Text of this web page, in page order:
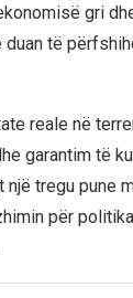
gri
të
reale në
garantim të
tregu pune
për